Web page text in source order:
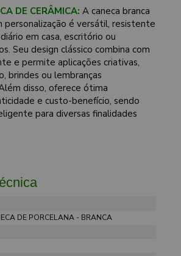
DE CERÂMICA: A caneca branca
personalização é versátil, resistente
em casa, escritório ou
Seu design clássico combina com
e permite aplicações criativas,
brindes ou lembranças
disso, oferece ótima
e custo-benefício, sendo
para diversas finalidades
DE PORCELANA - BRANCA